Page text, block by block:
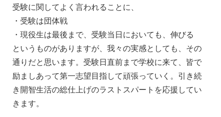
受験に関してよく言われることに、
・受験は団体戦
・現役生は最後まで、受験当日においても、伸びる
というものがありますが、我々の実感としても、その
通りだと思います。受験日直前まで学校に来て、皆で
励ましあって第一志望目指して頑張っていく。引き続
き開智生活の総仕上げのラストスパートを応援してい
きます。